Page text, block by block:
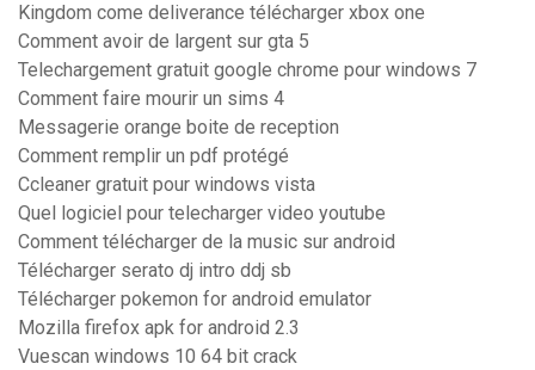
Kingdom come deliverance télécharger xbox one
Comment avoir de largent sur gta 5
Telechargement gratuit google chrome pour windows 7
Comment faire mourir un sims 4
Messagerie orange boite de reception
Comment remplir un pdf protégé
Ccleaner gratuit pour windows vista
Quel logiciel pour telecharger video youtube
Comment télécharger de la music sur android
Télécharger serato dj intro ddj sb
Télécharger pokemon for android emulator
Mozilla firefox apk for android 2.3
Vuescan windows 10 64 bit crack